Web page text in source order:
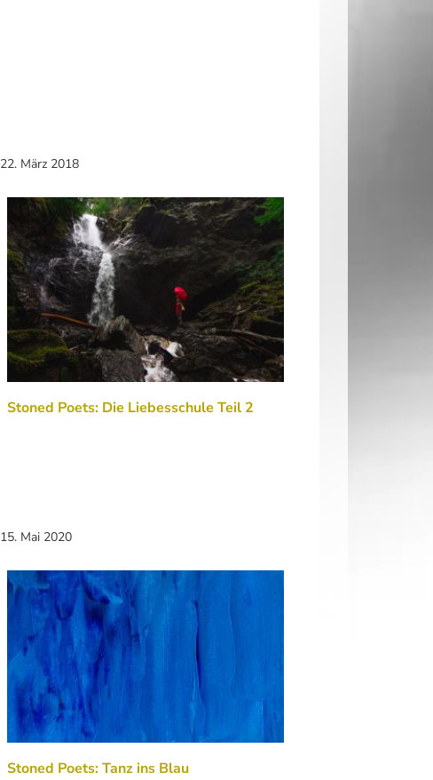
22. März 2018
Stoned Poets: Die Liebesschule Teil 2
15. Mai 2020
Stoned Poets: Tanz ins Blau